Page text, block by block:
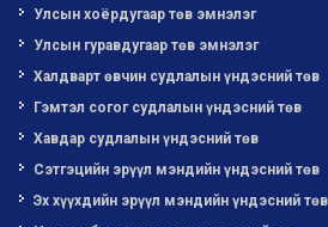
Улсын хоёрдугаар төв эмнэлэг
Улсын гуравдугаар төв эмнэлэг
Халдварт өвчин судлалын үндэсний төв
Гэмтэл согог судлалын үндэсний төв
Хавдар судлалын үндэсний төв
Сэтгэцийн эрүүл мэндийн үндэсний төв
Эх хүүхдийн эрүүл мэндийн үндэсний төв